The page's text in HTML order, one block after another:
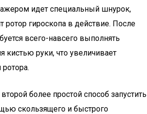
идет специальный шнурок,
ротор гироскопа в действие. После
всего-навсего выполнять
кистью руки, что увеличивает
более простой способ запустить
скользящего и быстрого